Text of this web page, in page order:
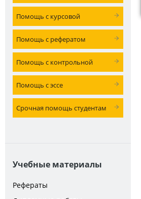
Помощь с курсовой
Помощь с рефератом
Помощь с контрольной
Помощь с эссе
Срочная помощь студентам
Учебные материалы
Рефераты